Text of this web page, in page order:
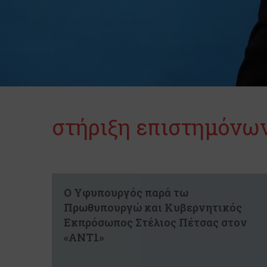
στήριξη
Ο Υφυπουργός παρά τω
Πρωθυπουργώ και Κυβερνητικός
Εκπρόσωπος Στέλιος Πέτσας στον
«ΑΝΤ1»